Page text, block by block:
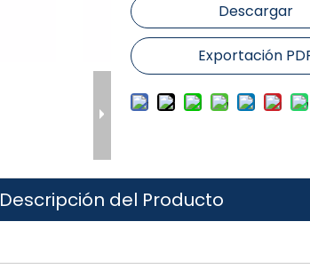
Descargar
Exportación
Descripción del Producto